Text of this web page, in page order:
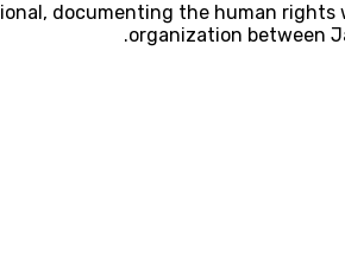
documenting the human rights
organization between